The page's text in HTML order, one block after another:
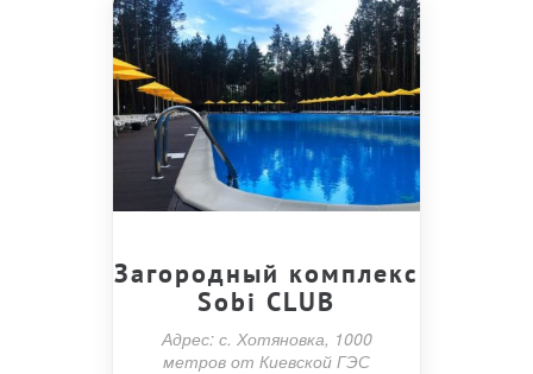
Загородный комплекс
Sobi CLUB
Адрес: с. Хотяновка, 1000
метров от Киевской ГЭС